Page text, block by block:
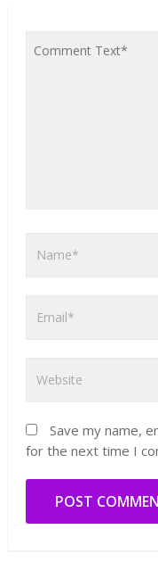
Save my name,
for the next time I